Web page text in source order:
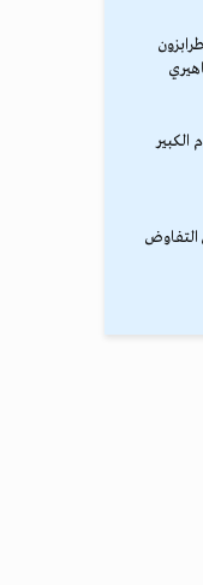
الكبير
التفاوض